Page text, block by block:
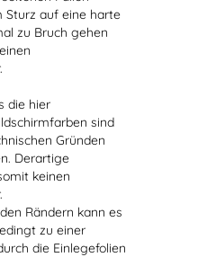
Sturz auf eine harte
zu Bruch gehen
die hier
sind
Gründen
Derartige
keinen
Rändern kann es
zu einer
die Einlegefolien